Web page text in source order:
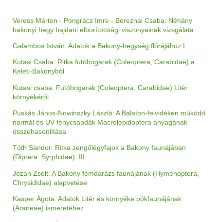
Veress Márton - Pongrácz Imre - Bereznai Csaba: Néhány
bakonyi hegy hajdani elborítottsági viszonyainak vizsgálata
Galambos István: Adatok a Bakony-hegység flórájához I.
Kutasi Csaba: Ritka futóbogarak (Coleoptera, Carabidae) a
Keleti-Bakonyból
Kutasi csaba: Futóbogarak (Coleoptera, Carabidae) Litér
környékéről
Puskás János-Nowinszky László: A Balaton-felvidéken működő
normál és UV-fénycsapdák Macrolepidoptera anyagának
összehasonlítása
Tóth Sándor: Ritka zengőlégyfajok a Bakony faunájában
(Diptera: Syrphidae), III.
Józan Zsolt: A Bakony fémdarázs faunájának (Hymenoptera,
Chrysididae) alapvetése
Kasper Ágota: Adatok Litér és környéke pókfaunájának
(Araneae) ismeretéhez